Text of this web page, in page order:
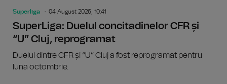
Superliga 04 August 2026, 10:41
SuperLiga: Duelul concitadinelor CFR și
“U” Cluj, reprogramat
Duelul dintre CFR și “U” Cluj a fost reprogramat pentru
luna octombrie.